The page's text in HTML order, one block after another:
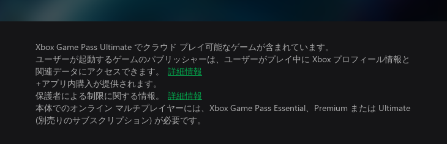
Xbox Game Pass Ultimate でクラウド プレイ可能なゲームが含まれています。
ユーザーが起動するゲームのパブリッシャーは、ユーザーがプレイ中に Xbox プロフィール情報と
関連データにアクセスできます。
詳細情報
+アプリ内購入が提供されます。
保護者による制限に関する情報。
詳細情報
本体でのオンライン マルチプレイヤーには、Xbox Game Pass Essential、Premium または Ultimate
(別売りのサブスクリプション) が必要です。